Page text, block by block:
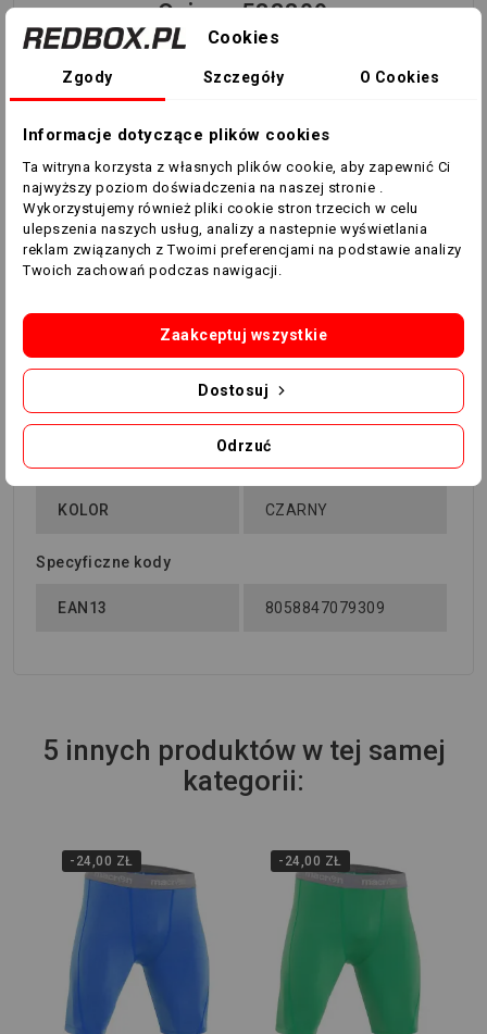
Quince 533309
Unikalna kombinacja dwóch przędzy, takich jak Spandex
i Polyester, zapewnia wysoki stopień kompresji,
ułatwiając naturalne ruchy ciała. To sprawia, że
spodenki Quince to idealne lajkry do trenowania. Płaskie
nadaje wyjątkowy charakter.
Kolor: czarny.
Opis
KOLOR CZARNY
Specyficzne kody
EAN13 8058847079309
5 innych produktów w tej samej
kategorii:
-24,00 ZŁ -24,00 ZŁ
Cookies
Zgody Szczegóły O Cookies
Informacje dotyczące plików cookies
Ta witryna korzysta z własnych plików cookie, aby zapewnić Ci
najwyższy poziom doświadczenia na naszej stronie .
Wykorzystujemy również pliki cookie stron trzecich w celu
ulepszenia naszych usług, analizy a nastepnie wyświetlania
reklam związanych z Twoimi preferencjami na podstawie analizy
Twoich zachowań podczas nawigacji.
Odrzuć
Dostosuj
Zaakceptuj wszystkie